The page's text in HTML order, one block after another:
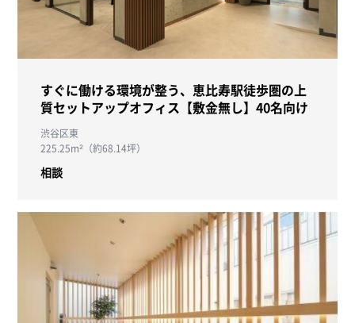
すぐに働ける環境が整う、恵比寿駅徒歩圏の上
質セットアップオフィス【敷金無し】40名向け
渋谷区東
225.25m²（約68.14坪）
相談